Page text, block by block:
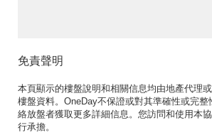
免責聲明
本頁顯示的樓盤說明和相關信息均由地產代理
樓盤資料。OneDay不保證或對其準確性或完
絡放盤者獲取更多詳細信息。您訪問和使用本
行承擔。